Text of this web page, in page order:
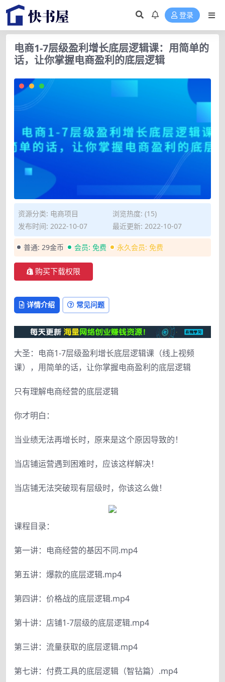
登录
电商1-7层级盈利增长底层逻辑课：用简单的
话，让你掌握电商盈利的底层逻辑
资源分类: 电商项目
浏览热度: (15)
发布时间: 2022-10-07
最近更新: 2022-10-07
普通: 29金币 会员: 免费 永久会员: 免费
购买下载权限
详情介绍 常见问题
大圣：电商1-7层级盈利增长底层逻辑课（线上视频
课），用简单的话，让你掌握电商盈利的底层逻辑
只有理解电商经营的底层逻辑
你才明白：
当业绩无法再增长时，原来是这个原因导致的！
当店铺运营遇到困难时，应该这样解决！
当店铺无法突破现有层级时，你该这么做！
课程目录：
第一讲：电商经营的基因不同.mp4
第五讲：爆款的底层逻辑.mp4
第四讲：价格战的底层逻辑.mp4
第十讲：店铺1-7层级的底层逻辑.mp4
第三讲：流量获取的底层逻辑.mp4
第七讲：付费工具的底层逻辑（智钻篇）.mp4